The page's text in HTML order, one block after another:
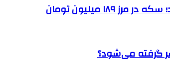
میلیون تومان
گرفته می‌شود؟